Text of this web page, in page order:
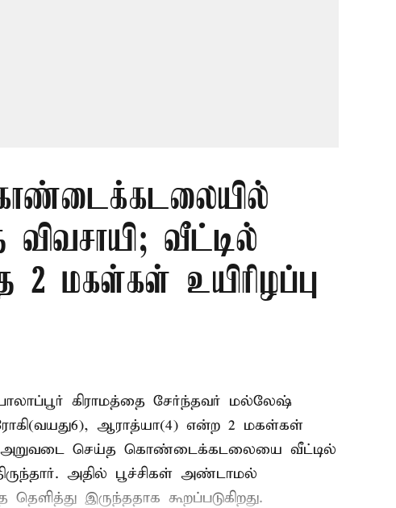
விவசாயி; வீட்டில்
2 மகள்கள் உயிரிழப்பு
கிராமத்தை சேர்ந்தவர் மல்லேஷ்
ஆராத்யா(4) என்ற 2 மகள்கள்
அறுவடை செய்த கொண்டைக்கடலையை வீட்டில்
அதில் பூச்சிகள் அண்டாமல்
இருந்ததாக கூறப்படுகிறது.